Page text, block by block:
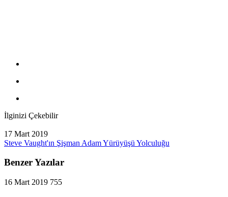
İlginizi Çekebilir
17 Mart 2019
Steve Vaught'ın Şişman Adam Yürüyüşü Yolculuğu
Benzer Yazılar
16 Mart 2019 755